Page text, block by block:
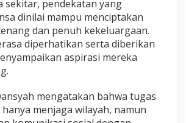
u
n
a
n
G
e
r
i
K
M
sekitar, pendekatan yang
dinilai mampu menciptakan
dan penuh kekeluargaan.
diperhatikan serta diberikan
aspirasi mereka
mengatakan bahwa tugas
menjaga wilayah, namun